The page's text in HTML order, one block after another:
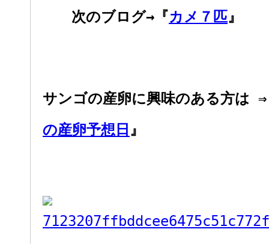
次のブログ→『カメ７匹』
サンゴの産卵に興味のある方は
の産卵予想日 』